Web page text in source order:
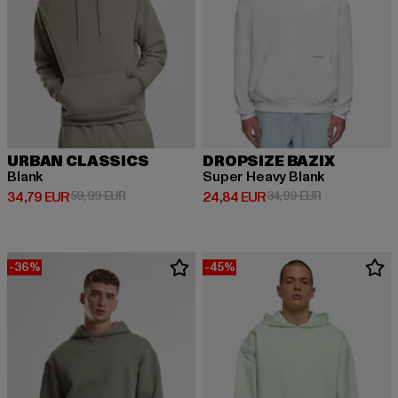
URBAN CLASSICS
Blank
34,79 EUR
Prix courant: 34,79 EUR
59,99 EURPrix en promotion: 59,99 EUR
DROPSIZE BAZIX
Super Heavy Blank
24,84 EUR
Prix courant: 24,84 EUR
34,99 EURPrix en
-36% -45%